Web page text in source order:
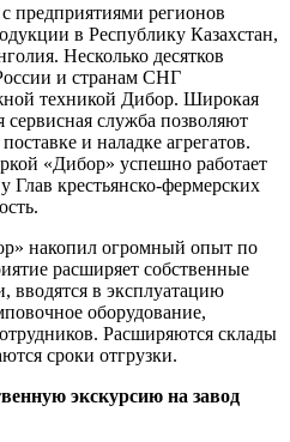
предприятиями регионов
в Республику Казахстан,
Несколько десятков
и странам СНГ
техникой Дибор. Широкая
сервисная служба позволяют
и наладке агрегатов.
«Дибор» успешно работает
Глав крестьянско-фермерских
накопил огромный опыт по
расширяет собственные
вводятся в эксплуатацию
оборудование,
Расширяются склады
сроки отгрузки.
экскурсию на завод